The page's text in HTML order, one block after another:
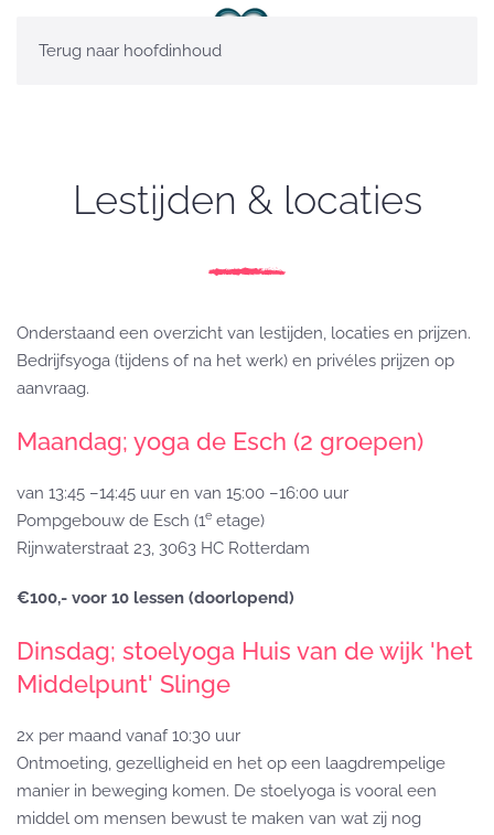
Terug naar hoofdinhoud
Lestijden & locaties
Onderstaand een overzicht van lestijden, locaties en prijzen.
Bedrijfsyoga (tijdens of na het werk) en privéles prijzen op
aanvraag.
Maandag; yoga de Esch (2 groepen)
van 13:45 –14:45 uur en van 15:00 –16:00 uur
Pompgebouw de Esch (1e etage)
Rijnwaterstraat 23, 3063 HC Rotterdam
€100,- voor 10 lessen (doorlopend)
Dinsdag; stoelyoga Huis van de wijk 'het
Middelpunt' Slinge
2x per maand vanaf 10:30 uur
Ontmoeting, gezelligheid en het op een laagdrempelige
manier in beweging komen. De stoelyoga is vooral een
middel om mensen bewust te maken van wat zij nog